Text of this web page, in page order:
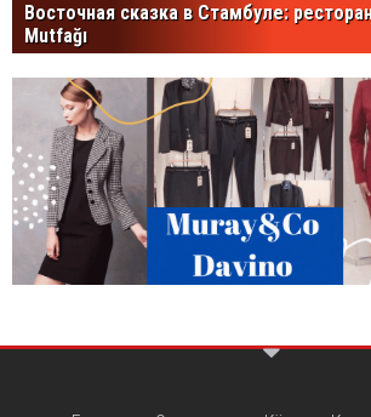
Восточная сказка в Стамбуле:
Mutfağı